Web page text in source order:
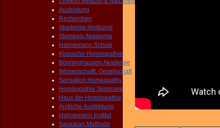
Ausbildung
Recherchen
Akademie Heilkunst
Steinbeis Akademie
Hahnemann Schule
Klassiche Homöopathie
Bönninghausen Akademie
Wissenschaftl. Gesellschaft
Sensation Homeopathy
Homöopathie Seminare
Haus der Homöopathie
Ärztliche Ausbildung
Hahnemann Institut
Sankaran Methode